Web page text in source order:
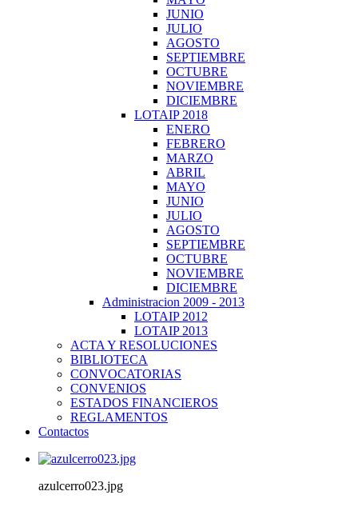
JUNIO
JULIO
AGOSTO
SEPTIEMBRE
OCTUBRE
NOVIEMBRE
DICIEMBRE
LOTAIP 2018
ENERO
FEBRERO
MARZO
ABRIL
MAYO
JUNIO
JULIO
AGOSTO
SEPTIEMBRE
OCTUBRE
NOVIEMBRE
DICIEMBRE
Administracion 2009 - 2013
LOTAIP 2012
LOTAIP 2013
ACTA Y RESOLUCIONES
BIBLIOTECA
CONVOCATORIAS
CONVENIOS
ESTADOS FINANCIEROS
REGLAMENTOS
Contactos
azulcerro023.jpg